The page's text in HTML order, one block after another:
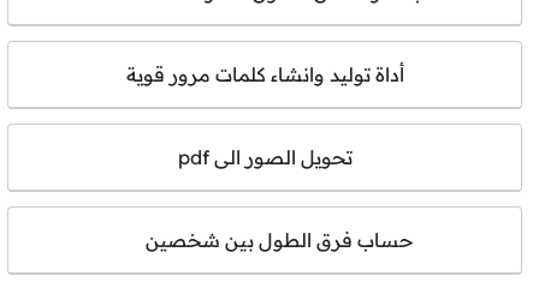
أداة توليد وانشاء كلمات مرور قوية
تحويل الصور الى pdf
حساب فرق الطول بين شخصين